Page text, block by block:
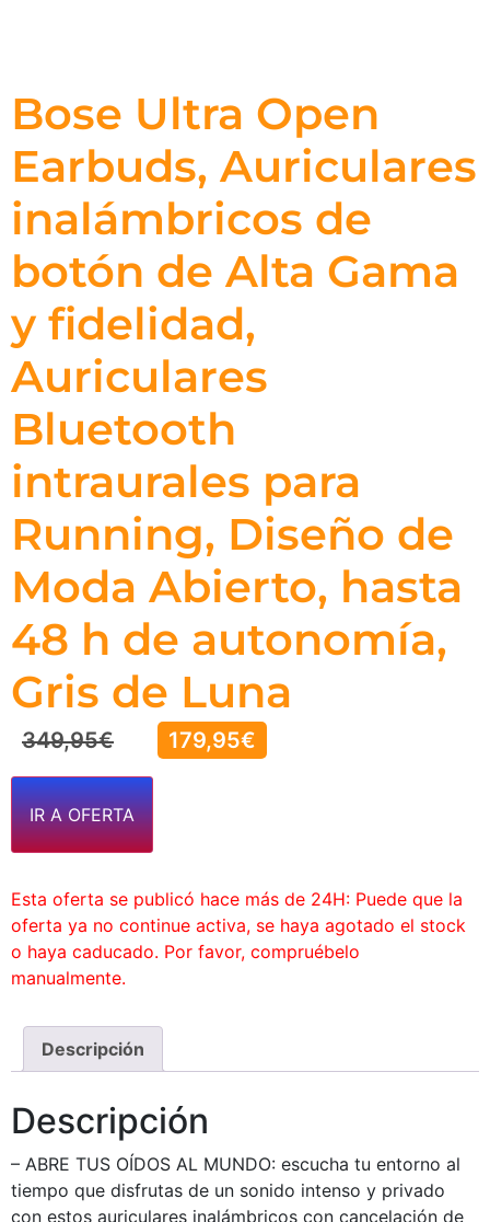
Bose Ultra Open
Earbuds, Auriculares
inalámbricos de
botón de Alta Gama
y fidelidad,
Auriculares
Bluetooth
intraurales para
Running, Diseño de
Moda Abierto, hasta
48 h de autonomía,
Gris de Luna
349,95€ 179,95€
IR A OFERTA
Esta oferta se publicó hace más de 24H: Puede que la
oferta ya no continue activa, se haya agotado el stock
o haya caducado. Por favor, compruébelo
manualmente.
Descripción
Descripción
– ABRE TUS OÍDOS AL MUNDO: escucha tu entorno al
tiempo que disfrutas de un sonido intenso y privado
con estos auriculares inalámbricos con cancelación de